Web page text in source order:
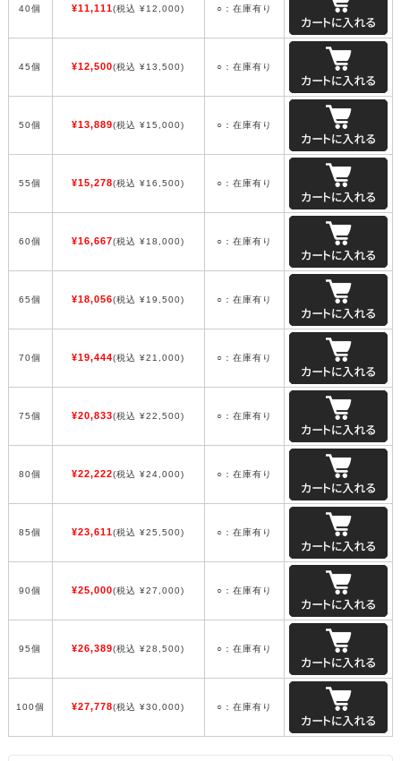
40個 ¥11,111(税込 ¥12,000) ○：在庫有り
45個 ¥12,500(税込 ¥13,500) ○：在庫有り
50個 ¥13,889(税込 ¥15,000) ○：在庫有り
55個 ¥15,278(税込 ¥16,500) ○：在庫有り
60個 ¥16,667(税込 ¥18,000) ○：在庫有り
65個 ¥18,056(税込 ¥19,500) ○：在庫有り
70個 ¥19,444(税込 ¥21,000) ○：在庫有り
75個 ¥20,833(税込 ¥22,500) ○：在庫有り
80個 ¥22,222(税込 ¥24,000) ○：在庫有り
85個 ¥23,611(税込 ¥25,500) ○：在庫有り
90個 ¥25,000(税込 ¥27,000) ○：在庫有り
95個 ¥26,389(税込 ¥28,500) ○：在庫有り
100個 ¥27,778(税込 ¥30,000) ○：在庫有り